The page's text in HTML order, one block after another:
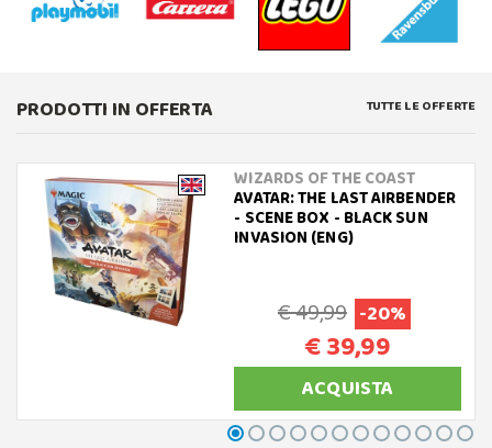
PRODOTTI IN OFFERTA TUTTE LE OFFERTE
WIZARDS OF THE COAST
AVATAR: THE LAST AIRBENDER
- SCENE BOX - BLACK SUN
INVASION (ENG)
€ 49,99 -20%
€ 39,99
ACQUISTA